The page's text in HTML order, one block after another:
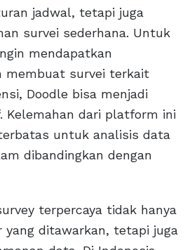
jadwal, tetapi juga
survei sederhana. Untuk
mendapatkan
membuat survei terkait
Doodle bisa menjadi
Kelemahan dari platform ini
untuk analisis data
dibandingkan dengan
terpercaya tidak hanya
ditawarkan, tetapi juga